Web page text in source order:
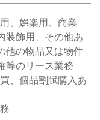
、娯楽用、商業
装飾用、その他あ
他の物品又は物件
等のリース業務
、個品割賦購入あ